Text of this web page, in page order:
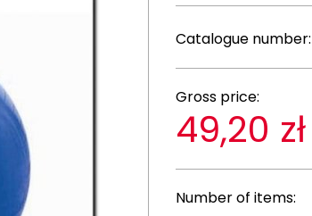
Catalogue number:
Gross price:
49,20 zł
Number of items: